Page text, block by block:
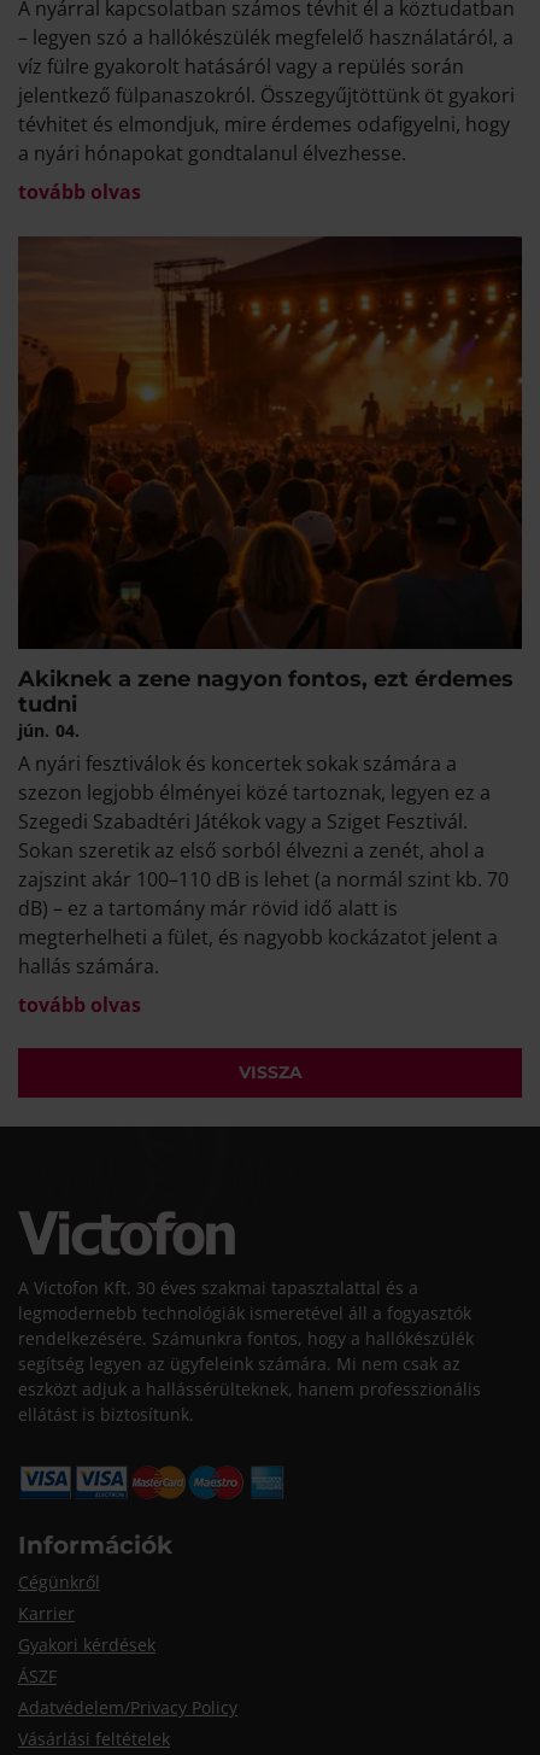
A nyárral kapcsolatban számos tévhit él a köztudatban
– legyen szó a hallókészülék megfelelő használatáról, a
víz fülre gyakorolt hatásáról vagy a repülés során
jelentkező fülpanaszokról. Összegyűjtöttünk öt gyakori
tévhitet és elmondjuk, mire érdemes odafigyelni, hogy
a nyári hónapokat gondtalanul élvezhesse.
tovább olvas
Akiknek a zene nagyon fontos, ezt érdemes
tudni
jún. 04.
A nyári fesztiválok és koncertek sokak számára a
szezon legjobb élményei közé tartoznak, legyen ez a
Szegedi Szabadtéri Játékok vagy a Sziget Fesztivál.
Sokan szeretik az első sorból élvezni a zenét, ahol a
zajszint akár 100–110 dB is lehet (a normál szint kb. 70
dB) – ez a tartomány már rövid idő alatt is
megterhelheti a fület, és nagyobb kockázatot jelent a
hallás számára.
tovább olvas
VISSZA
A Victofon Kft. 30 éves szakmai tapasztalattal és a
legmodernebb technológiák ismeretével áll a fogyasztók
rendelkezésére. Számunkra fontos, hogy a hallókészülék
segítség legyen az ügyfeleink számára. Mi nem csak az
eszközt adjuk a hallássérülteknek, hanem professzionális
ellátást is biztosítunk.
Információk
Cégünkről
Karrier
Gyakori kérdések
ÁSZF
Adatvédelem/Privacy Policy
Vásárlási feltételek